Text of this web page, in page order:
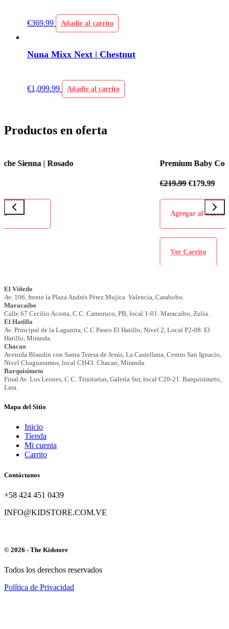
€369.99 Añadir al carrito
Nuna Mixx Next | Chestnut
€1,099.99 Añadir al carrito
Productos en oferta
Premium Baby Coche Sienna | Azul Celeste
Mapa del Sitio
Inicio
Tienda
Mi cuenta
Carrito
Contáctanos
+58 424 451 0439
INFO@KIDSTORE.COM.VE
© 2026 - The Kidstore
Todos los derechos reservados
Política de Privacidad